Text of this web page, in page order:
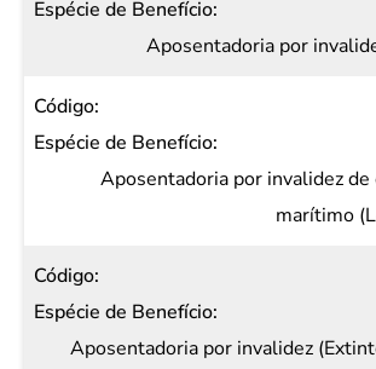
Aposentadoria por
Aposentadoria por invalidez
marítimo
Aposentadoria por invalidez